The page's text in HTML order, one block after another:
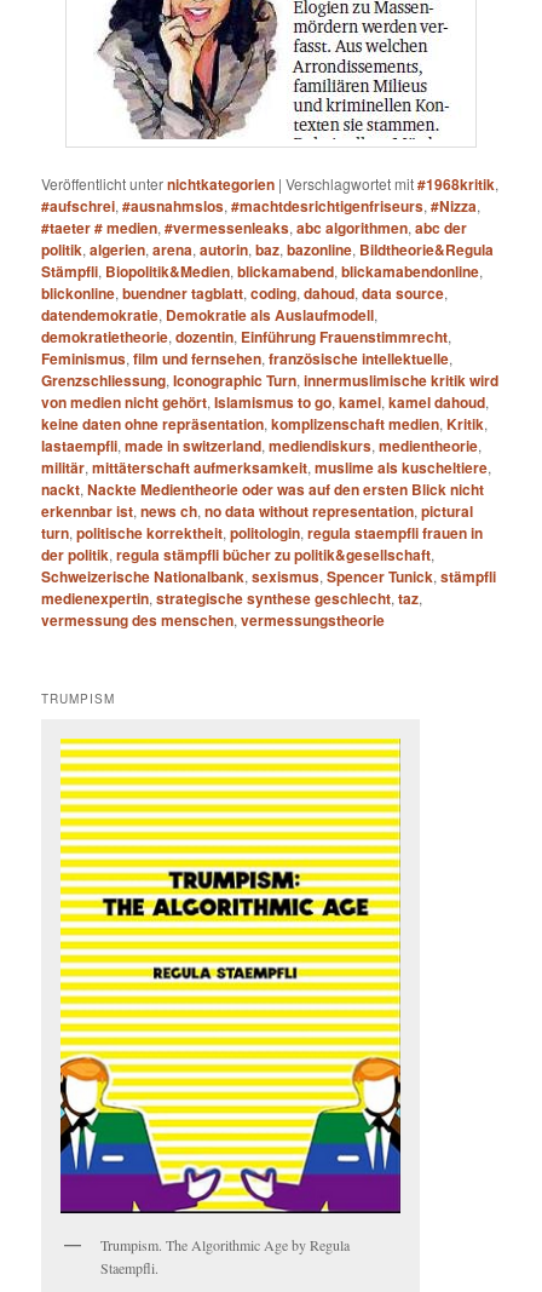
Veröffentlicht unternichtkategorien |Verschlagwortet mit#1968kritik,
#aufschrei,#ausnahmslos,#machtdesrichtigenfriseurs,#Nizza,
#taeter # medien,#vermessenleaks,abc algorithmen,abc der
politik,algerien,arena,autorin,baz,bazonline, Bildtheorie&Regula
Stämpfli, Biopolitik&Medien,blickamabend,blickamabendonline,
blickonline,buendner tagblatt,coding,dahoud,data source,
datendemokratie, Demokratie als Auslaufmodell,
demokratietheorie,dozentin, Einführung Frauenstimmrecht,
Feminismus,film und fernsehen,französische intellektuelle,
Grenzschliessung,Iconographic Turn,innermuslimische kritik wird
von medien nicht gehört,Islamismus to go,kamel,kamel dahoud,
keine daten ohne repräsentation,komplizenschaft medien,Kritik,
lastaempfli,made in switzerland,mediendiskurs,medientheorie,
militär,mittäterschaft aufmerksamkeit,muslime als kuscheltiere,
nackt,Nackte Medientheorie oder was auf den ersten Blick nicht
erkennbar ist,news ch,no data without representation,pictural
turn,politische korrektheit,politologin,regula staempfli frauen in
der politik,regula stämpfli bücher zu politik&gesellschaft,
Schweizerische Nationalbank,sexismus,Spencer Tunick,stämpfli
medienexpertin,strategische synthese geschlecht,taz,
vermessung des menschen,vermessungstheorie
TRUMPISM
Trumpism. The Algorithmic Age by Regula
Staempfli.